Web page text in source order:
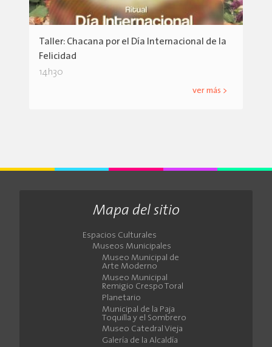
Taller: Chacana por el Día Internacional de la
Felicidad
14h30
ver más >
Mapa del sitio
Espacios Culturales
Museos Municipales
Museo Municipal de
Arte Moderno
Museo Municipal
Remigio Crespo Toral
Planetario
Municipal de la Paja
Toquilla y el Sombrero
Museo Catedral Vieja
Galería de la Alcaldía